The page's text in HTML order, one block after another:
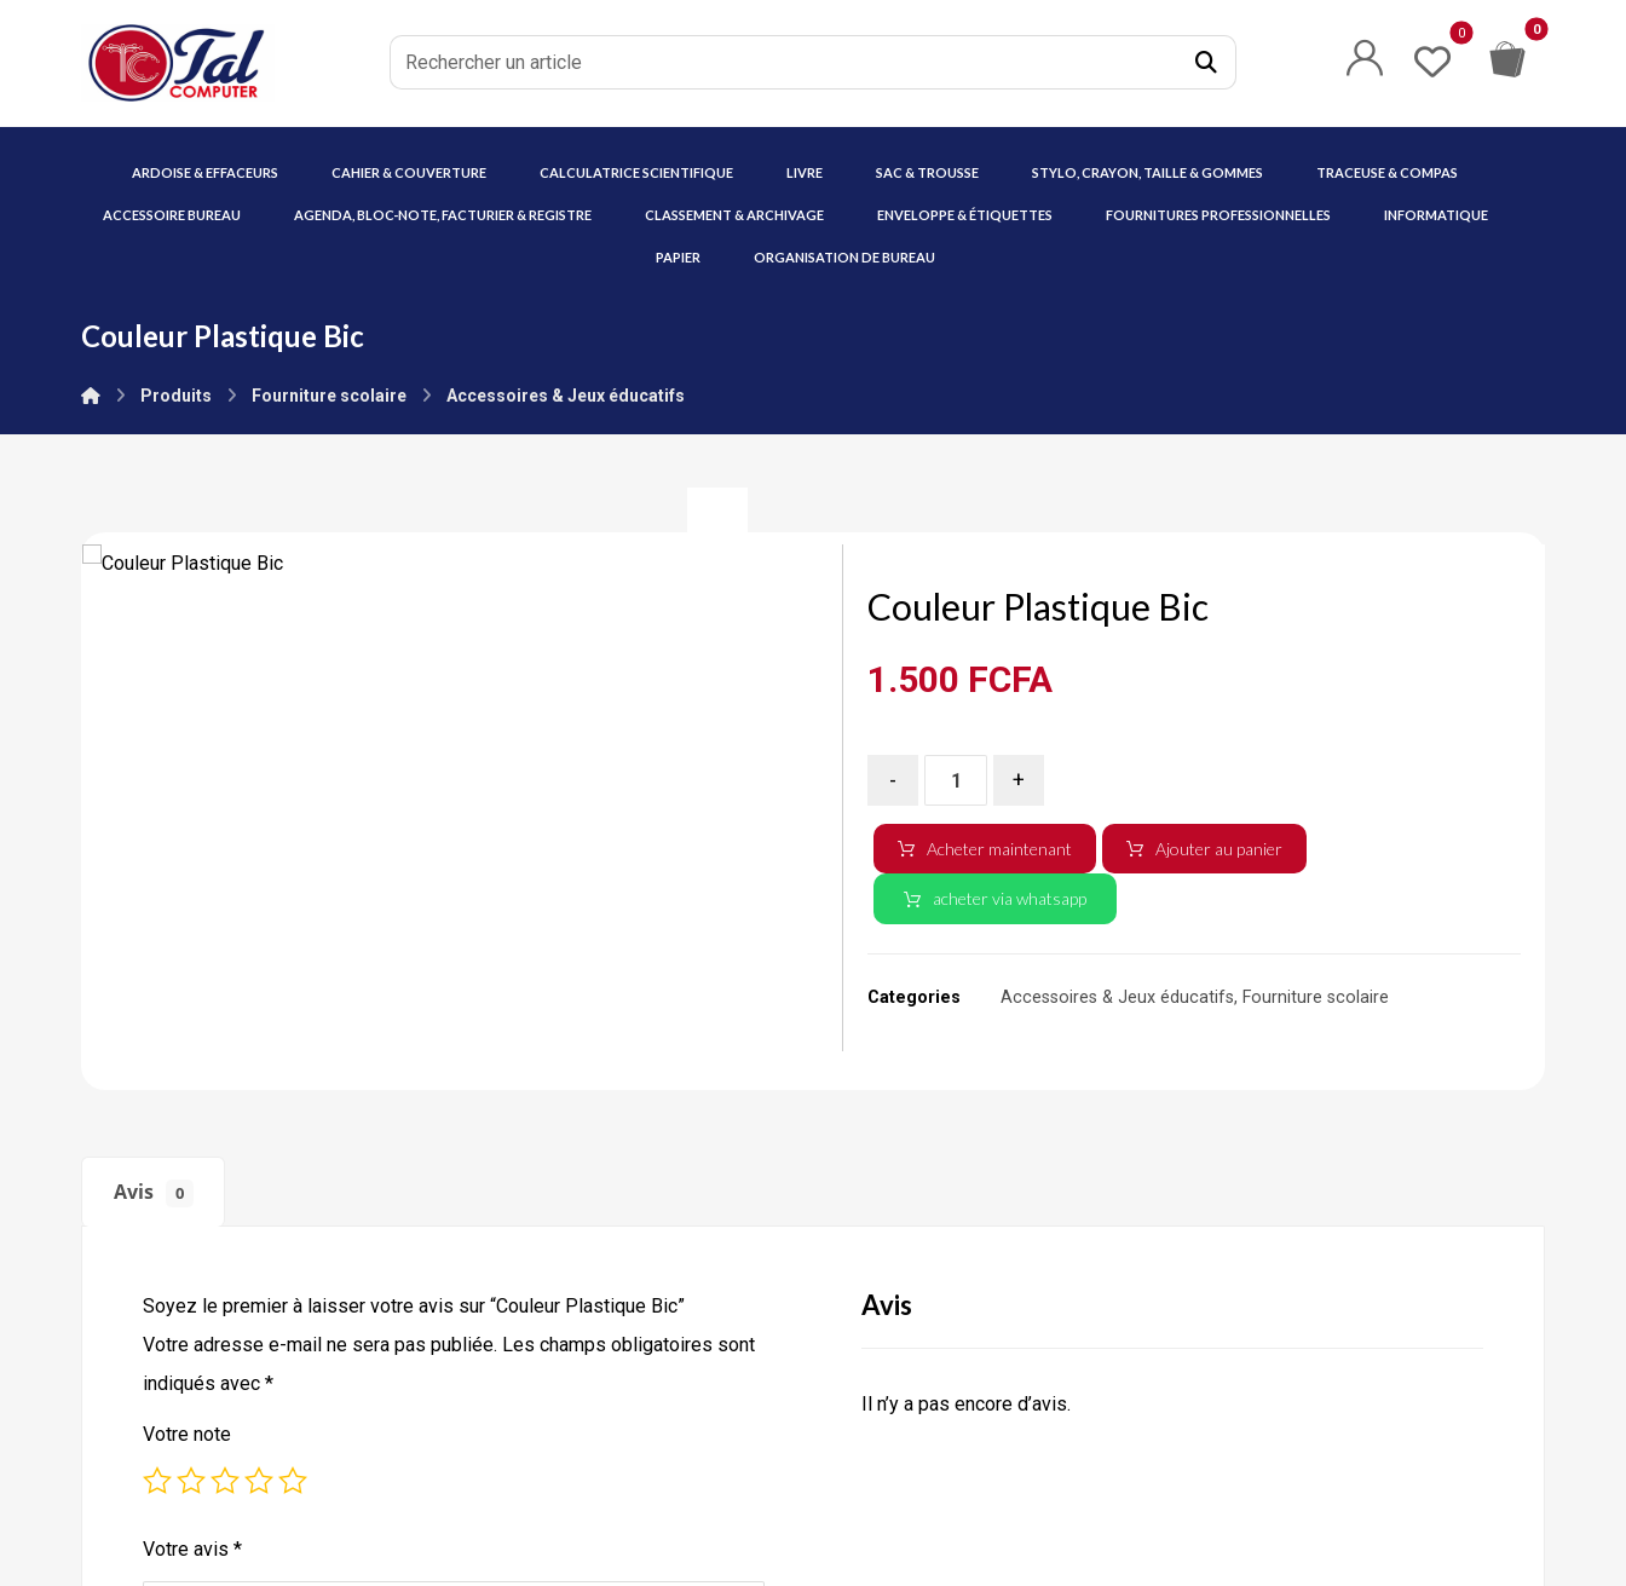
ARDOISE & EFFACEURS CAHIER & COUVERTURE CALCULATRICE SCIENTIFIQUE LIVRE SAC & TROUSSE STYLO, CRAYON, TAILLE & GOMMES TRACEUSE & COMPAS
ACCESSOIRE BUREAU AGENDA, BLOC-NOTE, FACTURIER & REGISTRE CLASSEMENT & ARCHIVAGE ENVELOPPE & ÉTIQUETTES FOURNITURES PROFESSIONNELLES INFORMATIQUE
PAPIER ORGANISATION DE BUREAU
Couleur Plastique Bic
Produits Fourniture scolaire Accessoires & Jeux éducatifs
Couleur Plastique Bic
1.500 FCFA
- +
Acheter maintenant Ajouter au panier
acheter via whatsapp
Categories Accessoires & Jeux éducatifs, Fourniture scolaire
Avis 0
Avis
Il n’y a pas encore d’avis.
Soyez le premier à laisser votre avis sur “Couleur Plastique Bic”
Votre adresse e-mail ne sera pas publiée. Les champs obligatoires sont
indiqués avec*
Votre note
Votre avis*